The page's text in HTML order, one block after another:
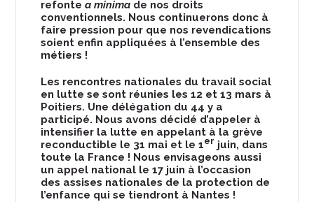
refontea minima de nos droits
conventionnels. Nous continuerons donc à
faire pression pour que nos revendications
soient enfin appliquées à l’ensemble des
métiers !
Les rencontres nationales du travail social
en lutte se sont réunies les 12 et 13 mars à
Poitiers. Une délégation du 44 y a
participé. Nous avons décidé d’appeler à
intensifier la lutte en appelant à la grève
reconductible le 31 mai et le 1er juin, dans
toute la France ! Nous envisageons aussi
un appel national le 17 juin à l’occasion
des assises nationales de la protection de
l’enfance qui se tiendront à Nantes !